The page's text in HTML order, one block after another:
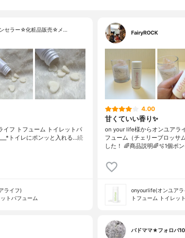
ンセラー☆化粧品販売☆メ…
ライフ ⁡トフューム トイレットパ
トイレにポンッと入れる…続
ライフ)
トパフューム
FairyROCK
4.00
甘くていい香り✨
on your life様からオンユアラ
フューム（チェリーブロッサ
した！ 🌈商品説明🌈🫧1個ポ
onyourlife(オンユアラ
トフューム トイレッ
バドママ★フォロバ